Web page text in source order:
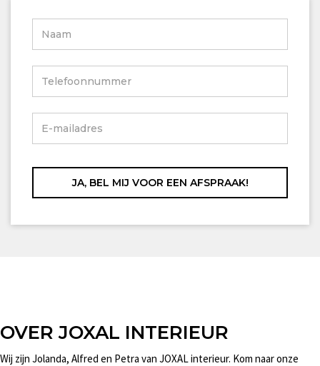
OVER JOXAL INTERIEUR
Wij zijn Jolanda, Alfred en Petra van JOXAL interieur. Kom naar onze